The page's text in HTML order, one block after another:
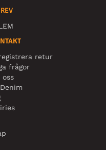
retur
frågor
oss